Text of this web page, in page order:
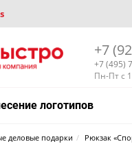
+7
+7 (495)
Пн-Пт с
логотипов
деловые подарки Рюкзак